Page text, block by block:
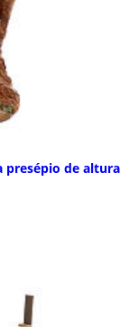
presépio de altura